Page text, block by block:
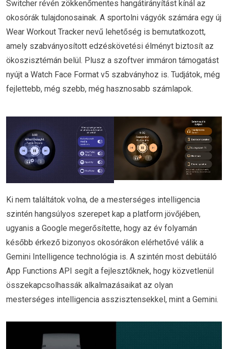
Switcher révén zökkenőmentes hangátirányítást kínál az
okosórák tulajdonosainak. A sportolni vágyók számára egy új
Wear Workout Tracker nevű lehetőség is bemutatkozott,
amely szabványosított edzéskövetési élményt biztosít az
ökoszisztémán belül. Plusz a szoftver immáron támogatást
nyújt a Watch Face Format v5 szabványhoz is. Tudjátok, még
fejlettebb, még szebb, még hasznosabb számlapok.
Ki nem találtátok volna, de a mesterséges intelligencia
szintén hangsúlyos szerepet kap a platform jövőjében,
ugyanis a Google megerősítette, hogy az év folyamán
később érkező bizonyos okosórákon elérhetővé válik a
Gemini Intelligence technológia is. A szintén most debütáló
App Functions API segít a fejlesztőknek, hogy közvetlenül
összekapcsolhassák alkalmazásaikat az olyan
mesterséges intelligencia asszisztensekkel, mint a Gemini.